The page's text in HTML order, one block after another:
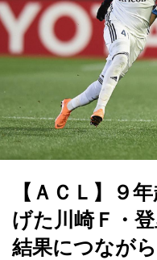
【ＡＣＬ】９
げた川崎Ｆ・
結果につなが